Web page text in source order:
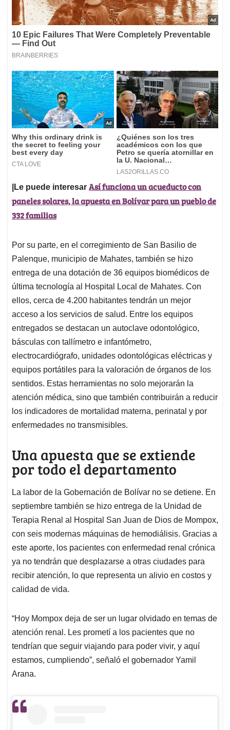
|Le puede interesar Así funciona un acueducto con
paneles solares, la apuesta en Bolívar para un pueblo de
332 familias
Por su parte, en el corregimiento de San Basilio de
Palenque, municipio de Mahates, también se hizo
entrega de una dotación de 36 equipos biomédicos de
última tecnología al Hospital Local de Mahates. Con
ellos, cerca de 4.200 habitantes tendrán un mejor
acceso a los servicios de salud. Entre los equipos
entregados se destacan un autoclave odontológico,
básculas con tallímetro e infantómetro,
electrocardiógrafo, unidades odontológicas eléctricas y
equipos portátiles para la valoración de órganos de los
sentidos. Estas herramientas no solo mejorarán la
atención médica, sino que también contribuirán a reducir
los indicadores de mortalidad materna, perinatal y por
enfermedades no transmisibles.
Una apuesta que se extiende
por todo el departamento
La labor de la Gobernación de Bolívar no se detiene. En
septiembre también se hizo entrega de la Unidad de
Terapia Renal al Hospital San Juan de Dios de Mompox,
con seis modernas máquinas de hemodiálisis. Gracias a
este aporte, los pacientes con enfermedad renal crónica
ya no tendrán que desplazarse a otras ciudades para
recibir atención, lo que representa un alivio en costos y
calidad de vida.
“Hoy Mompox deja de ser un lugar olvidado en temas de
atención renal. Les prometí a los pacientes que no
tendrían que seguir viajando para poder vivir, y aquí
estamos, cumpliendo”, señaló el gobernador Yamil
Arana.